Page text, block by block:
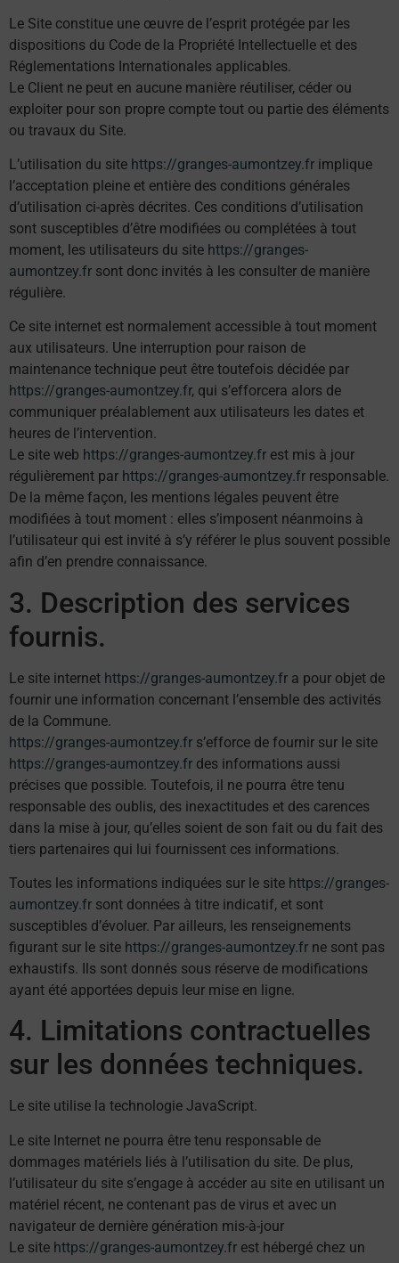
Le Site constitue une œuvre de l’esprit protégée par les
dispositions du Code de la Propriété Intellectuelle et des
Réglementations Internationales applicables.
Le Client ne peut en aucune manière réutiliser, céder ou
exploiter pour son propre compte tout ou partie des éléments
ou travaux du Site.
L’utilisation du site https://granges-aumontzey.fr implique
l’acceptation pleine et entière des conditions générales
d’utilisation ci-après décrites. Ces conditions d’utilisation
sont susceptibles d’être modifiées ou complétées à tout
moment, les utilisateurs du site https://granges-
aumontzey.fr sont donc invités à les consulter de manière
régulière.
Ce site internet est normalement accessible à tout moment
aux utilisateurs. Une interruption pour raison de
maintenance technique peut être toutefois décidée par
https://granges-aumontzey.fr, qui s’efforcera alors de
communiquer préalablement aux utilisateurs les dates et
heures de l’intervention.
Le site web https://granges-aumontzey.fr est mis à jour
régulièrement par https://granges-aumontzey.fr responsable.
De la même façon, les mentions légales peuvent être
modifiées à tout moment : elles s’imposent néanmoins à
l’utilisateur qui est invité à s’y référer le plus souvent possible
afin d’en prendre connaissance.
3. Description des services
fournis.
Le site internet https://granges-aumontzey.fr a pour objet de
fournir une information concernant l’ensemble des activités
de la Commune.
https://granges-aumontzey.fr s’efforce de fournir sur le site
https://granges-aumontzey.fr des informations aussi
précises que possible. Toutefois, il ne pourra être tenu
responsable des oublis, des inexactitudes et des carences
dans la mise à jour, qu’elles soient de son fait ou du fait des
tiers partenaires qui lui fournissent ces informations.
Toutes les informations indiquées sur le site https://granges-
aumontzey.fr sont données à titre indicatif, et sont
susceptibles d’évoluer. Par ailleurs, les renseignements
figurant sur le site https://granges-aumontzey.fr ne sont pas
exhaustifs. Ils sont donnés sous réserve de modifications
ayant été apportées depuis leur mise en ligne.
4. Limitations contractuelles
sur les données techniques.
Le site utilise la technologie JavaScript.
Le site Internet ne pourra être tenu responsable de
dommages matériels liés à l’utilisation du site. De plus,
l’utilisateur du site s’engage à accéder au site en utilisant un
matériel récent, ne contenant pas de virus et avec un
navigateur de dernière génération mis-à-jour
Le site https://granges-aumontzey.fr est hébergé chez un